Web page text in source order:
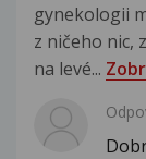
gynekologii
z ničeho nic,
na levé...